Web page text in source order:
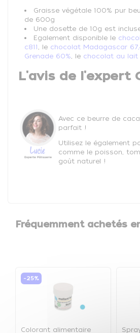
Graisse végétale 100% pur
de 600g
Une dosette de 10g est
Egalement disponible le
c811 , le chocolat Madagascar
Grenade 60%, le chocolat au lait
L'avis de l'expert
Avec ce beurre de
parfait !
Utilisez le également
comme le poisson,
goût naturel !
Fréquemment achetés
-25%
Colorant alimentaire